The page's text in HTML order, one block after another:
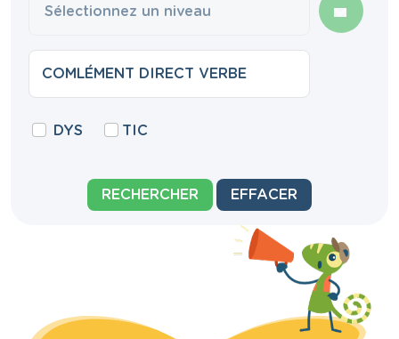
DYS TIC
RECHERCHER EFFACER